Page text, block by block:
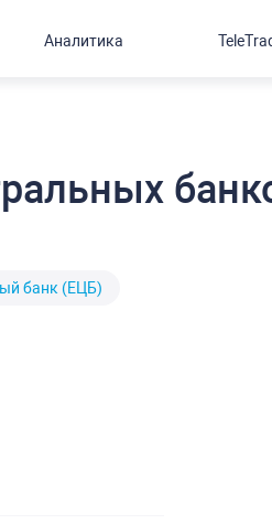
банк (ЕЦБ)
Аналитика